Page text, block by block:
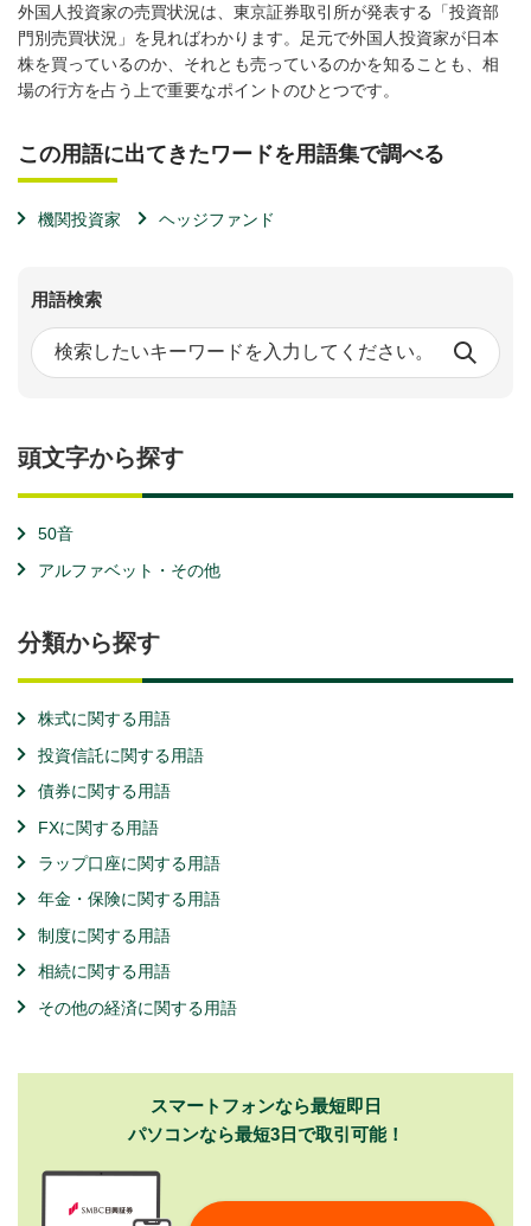
外国人投資家の売買状況は、東京証券取引所が発表する「投資部
門別売買状況」を見ればわかります。足元で外国人投資家が日本
株を買っているのか、それとも売っているのかを知ることも、相
場の行方を占う上で重要なポイントのひとつです。
この用語に出てきたワードを用語集で調べる
機関投資家 ヘッジファンド
用語検索
頭文字から探す
50音
アルファベット・その他
分類から探す
株式に関する用語
投資信託に関する用語
債券に関する用語
FXに関する用語
ラップ口座に関する用語
年金・保険に関する用語
制度に関する用語
相続に関する用語
その他の経済に関する用語
スマートフォンなら最短即日
パソコンなら最短3日で取引可能！